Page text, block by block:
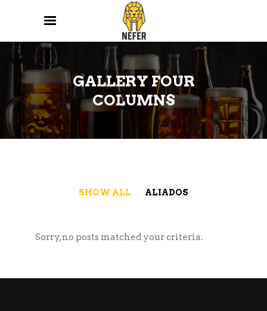
GALLERY FOUR
COLUMNS
SHOW ALL ALIADOS
Sorry, no posts matched your criteria.